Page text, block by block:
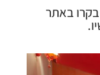
באתר